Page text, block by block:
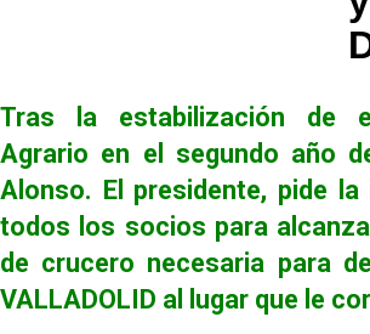
Tras la estabilización de
Agrario en el segundo año
Alonso. El presidente, pide la
todos los socios para
de crucero necesaria para
VALLADOLID al lugar que le